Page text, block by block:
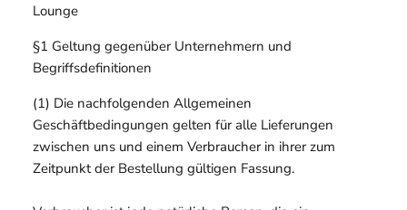
Lounge
§1 Geltung gegenüber Unternehmern und
Begriffsdefinitionen
(1) Die nachfolgenden Allgemeinen
Geschäftbedingungen gelten für alle Lieferungen
zwischen uns und einem Verbraucher in ihrer zum
Zeitpunkt der Bestellung gültigen Fassung.